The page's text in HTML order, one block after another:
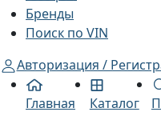
Бренды
Поиск по VIN
Авторизация /
Главная Каталог